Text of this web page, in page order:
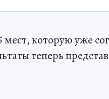
которую уже
теперь